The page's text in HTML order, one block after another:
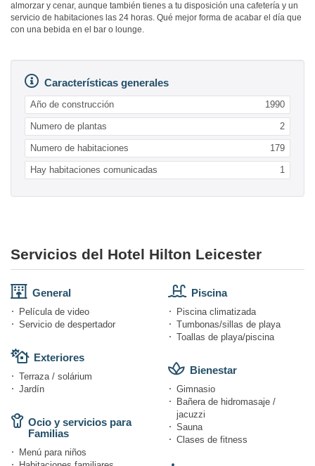
almorzar y cenar, aunque también tienes a tu disposición una cafetería y un
servicio de habitaciones las 24 horas. Qué mejor forma de acabar el día que
con una bebida en el bar o lounge.
Características generales
Año de construcción 1990
Numero de plantas 2
Numero de habitaciones 179
Hay habitaciones comunicadas 1
Servicios del Hotel Hilton Leicester
General
Película de video
Servicio de despertador
Exteriores
Terraza / solárium
Jardín
Ocio y servicios para
Familias
Menú para niños
Piscina
Piscina climatizada
Tumbonas/sillas de playa
Toallas de playa/piscina
Bienestar
Gimnasio
Bañera de hidromasaje /
jacuzzi
Sauna
Clases de fitness